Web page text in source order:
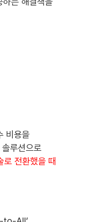
비용을
루션으로
전환했을 때